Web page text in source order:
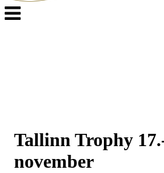
Veksle
navigasjon
Tallinn Trophy
november